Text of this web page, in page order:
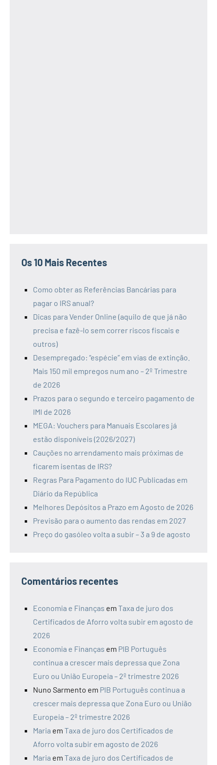
Os 10 Mais Recentes
Como obter as Referências Bancárias para
pagar o IRS anual?
Dicas para Vender Online (aquilo de que já não
precisa e fazê-lo sem correr riscos fiscais e
outros)
Desempregado: “espécie” em vias de extinção.
Mais 150 mil empregos num ano – 2º Trimestre
de 2026
Prazos para o segundo e terceiro pagamento de
IMI de 2026
MEGA: Vouchers para Manuais Escolares já
estão disponíveis (2026/2027)
Cauções no arrendamento mais próximas de
ficarem isentas de IRS?
Regras Para Pagamento do IUC Publicadas em
Diário da República
Melhores Depósitos a Prazo em Agosto de 2026
Previsão para o aumento das rendas em 2027
Preço do gasóleo volta a subir – 3 a 9 de agosto
Comentários recentes
Economia e Finanças em Taxa de juro dos
Certificados de Aforro volta subir em agosto de
2026
Economia e Finanças em PIB Português
continua a crescer mais depressa que Zona
Euro ou União Europeia – 2º trimestre 2026
Nuno Sarmento em PIB Português continua a
crescer mais depressa que Zona Euro ou União
Europeia – 2º trimestre 2026
Maria em Taxa de juro dos Certificados de
Aforro volta subir em agosto de 2026
Maria em Taxa de juro dos Certificados de